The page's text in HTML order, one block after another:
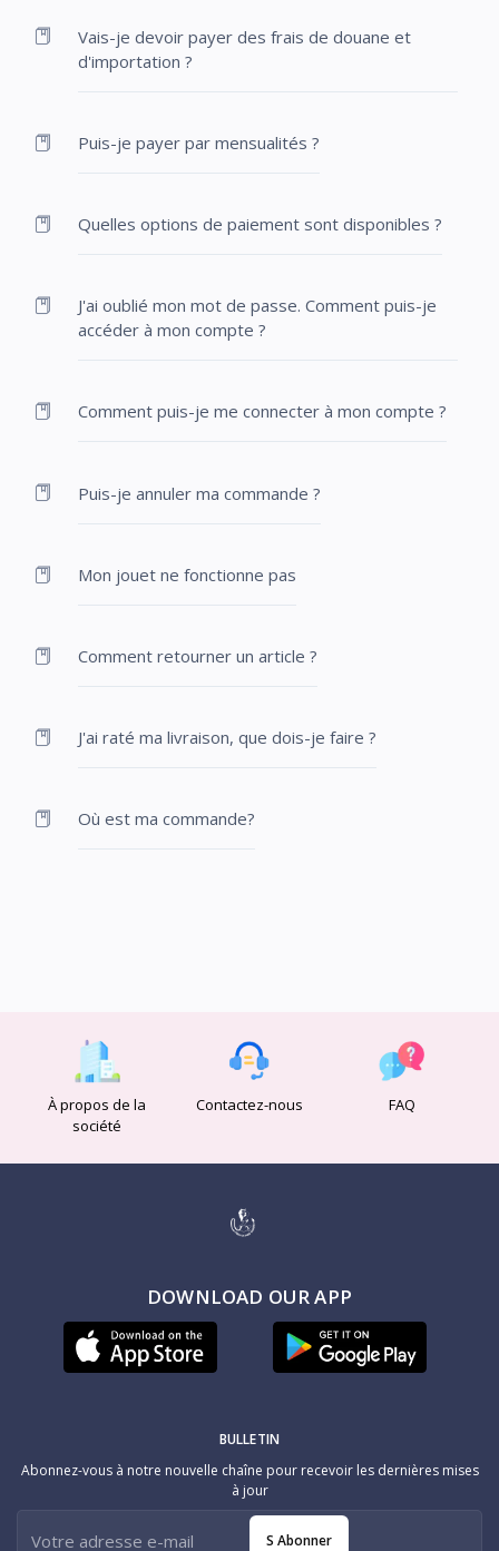
Vais-je devoir payer des frais de douane et
d'importation ?
Puis-je payer par mensualités ?
Quelles options de paiement sont disponibles ?
J'ai oublié mon mot de passe. Comment puis-je
accéder à mon compte ?
Comment puis-je me connecter à mon compte ?
Puis-je annuler ma commande ?
Mon jouet ne fonctionne pas
Comment retourner un article ?
J'ai raté ma livraison, que dois-je faire ?
Où est ma commande?
À propos de la
société
Contactez-nous FAQ
DOWNLOAD OUR APP
BULLETIN
Abonnez-vous à notre nouvelle chaîne pour recevoir les dernières mises
à jour
S Abonner